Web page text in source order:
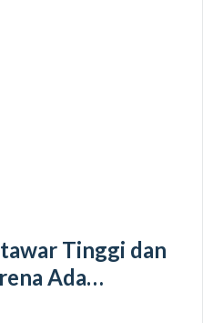
Tinggi dan
Ada